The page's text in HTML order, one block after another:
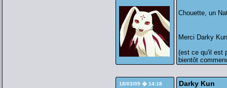
Chouette, un
Merci Darky
(est ce qu'il est
bientôt
18/03/09 � 14:18 Darky Kun